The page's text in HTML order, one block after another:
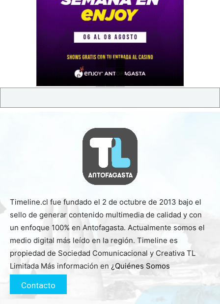
Timeline.cl fue fundado el 2 de octubre de 2013 bajo el
sello de generar contenido multimedia de calidad y con
un enfoque 100% en Antofagasta. Actualmente somos el
medio digital más leído en la región. Timeline es
propiedad de Sociedad Comunicacional y Creativa TL
Limitada Más información en ¿Quiénes Somos
Contacto